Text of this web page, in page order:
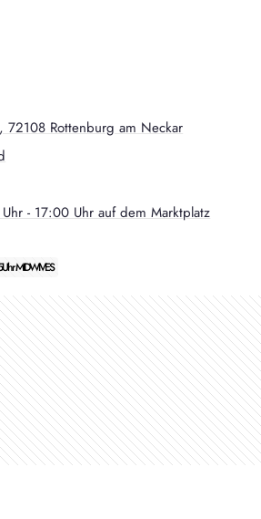
72108 Rottenburg am Neckar
- 17:00 Uhr auf dem Marktplatz
MIDWIVES